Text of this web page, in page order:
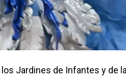
Jardines de Infantes y de